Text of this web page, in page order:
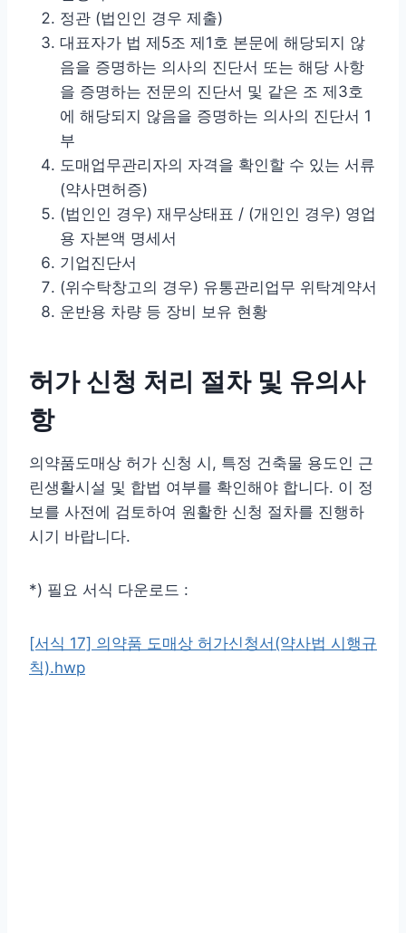
정관 (법인인 경우 제출)
대표자가 법 제5조 제1호 본문에 해당되지 않
음을 증명하는 의사의 진단서 또는 해당 사항
을 증명하는 전문의 진단서 및 같은 조 제3호
에 해당되지 않음을 증명하는 의사의 진단서 1
부
도매업무관리자의 자격을 확인할 수 있는 서류
(약사면허증)
(법인인 경우) 재무상태표 / (개인인 경우) 영업
용 자본액 명세서
기업진단서
(위수탁창고의 경우) 유통관리업무 위탁계약서
운반용 차량 등 장비 보유 현황
허가 신청 처리 절차 및 유의사
항
의약품도매상 허가 신청 시, 특정 건축물 용도인 근
린생활시설 및 합법 여부를 확인해야 합니다. 이 정
보를 사전에 검토하여 원활한 신청 절차를 진행하
시기 바랍니다.
*) 필요 서식 다운로드 :
[서식 17] 의약품 도매상 허가신청서(약사법 시행규
칙).hwp